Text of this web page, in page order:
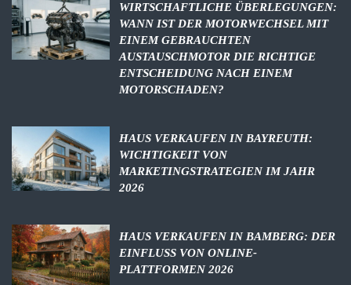
WIRTSCHAFTLICHE ÜBERLEGUNGEN:
WANN IST DER MOTORWECHSEL MIT
EINEM GEBRAUCHTEN
AUSTAUSCHMOTOR DIE RICHTIGE
ENTSCHEIDUNG NACH EINEM
MOTORSCHADEN?
HAUS VERKAUFEN IN BAYREUTH:
WICHTIGKEIT VON
MARKETINGSTRATEGIEN IM JAHR
2026
HAUS VERKAUFEN IN BAMBERG: DER
EINFLUSS VON ONLINE-
PLATTFORMEN 2026